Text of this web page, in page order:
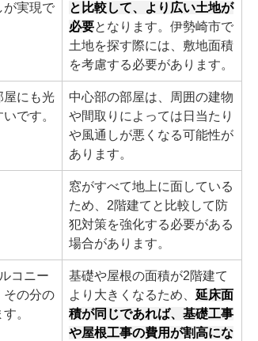
が実現で
と比較して、より広い土地が
必要となります。伊勢崎市で
土地を探す際には、敷地面積
を考慮する必要があります。
屋にも光
です。
中心部の部屋は、周囲の建物
や間取りによっては日当たり
や風通しが悪くなる可能性が
あります。
窓がすべて地上に面している
ため、2階建てと比較して防
犯対策を強化する必要がある
場合があります。
コニー
その分の
。
基礎や屋根の面積が2階建て
より大きくなるため、 延床面
積が同じであれば、基礎工事
や屋根工事の費用が割高にな